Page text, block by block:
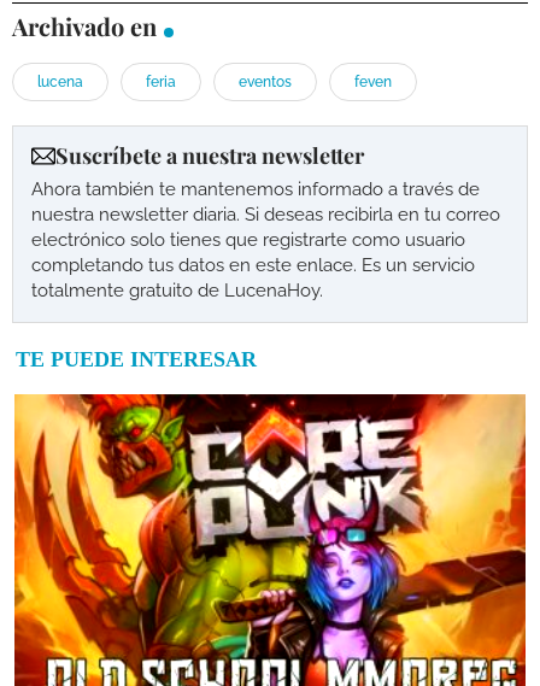
Archivado en
lucena feria eventos feven
Suscríbete a nuestra newsletter
Ahora también te mantenemos informado a través de
nuestra newsletter diaria. Si deseas recibirla en tu correo
electrónico solo tienes que registrarte como usuario
completando tus datos en este enlace. Es un servicio
totalmente gratuito de LucenaHoy.
TE PUEDE INTERESAR